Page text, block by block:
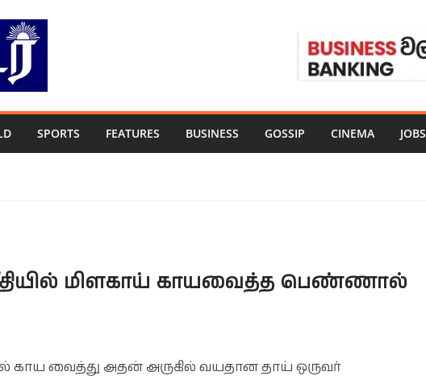
SPORTS FEATURES BUSINESS GOSSIP CINEMA JOBS
மிளகாய் காயவைத்த பெண்ணால்
காய வைத்து அதன் அருகில் வயதான தாய் ஒருவர்